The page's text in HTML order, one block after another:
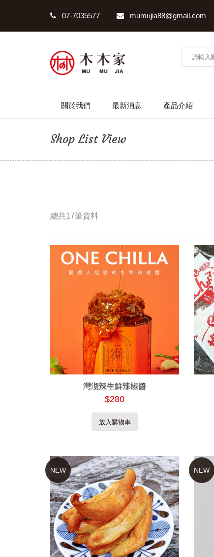
07-7035577 mumujia88@gmail.com
關於我們 最新消息 產品介紹
Shop List View
總共17筆資料
灣沏辣生鮮辣椒醬
$280
放入購物車
NEW NEW